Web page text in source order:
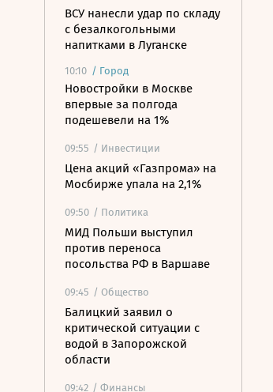
ВСУ нанесли удар по складу
с безалкогольными
напитками в Луганске
10:10 / Город
Новостройки в Москве
впервые за полгода
подешевели на 1%
09:55 / Инвестиции
Цена акций «Газпрома» на
Мосбирже упала на 2,1%
09:50 / Политика
МИД Польши выступил
против переноса
посольства РФ в Варшаве
09:45 / Общество
Балицкий заявил о
критической ситуации с
водой в Запорожской
области
09:42 / Финансы